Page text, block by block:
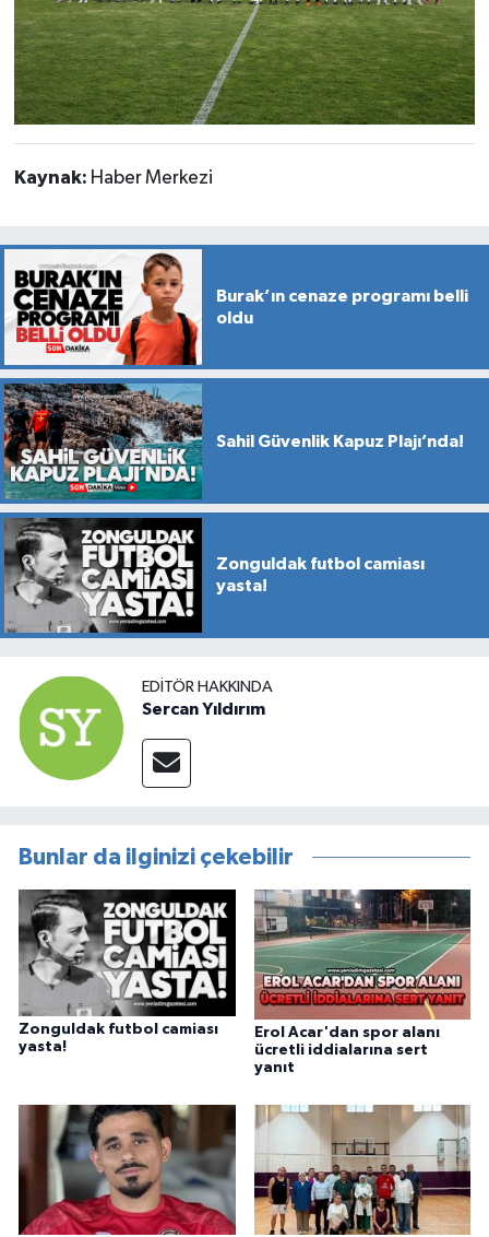
Kaynak: Haber Merkezi
Burak’ın cenaze programı belli
oldu
Sahil Güvenlik Kapuz Plajı’nda!
Zonguldak futbol camiası
yasta!
EDITÖR HAKKINDA
Sercan Yıldırım
Bunlar da ilginizi çekebilir
Zonguldak futbol camiası
yasta!
Erol Acar'dan spor alanı
ücretli iddialarına sert
yanıt